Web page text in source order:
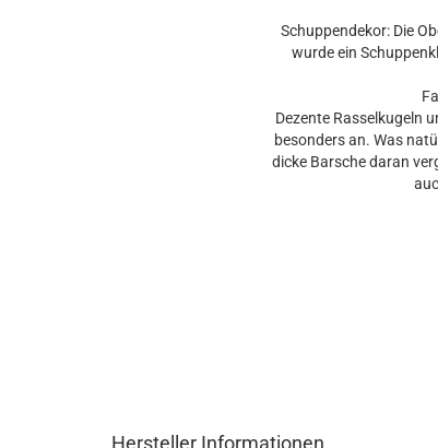
Schuppendekor: Die
wurde ein
Dezente Rasselkugeln
besonders an. Was
dicke Barsche daran
Hersteller Informationen